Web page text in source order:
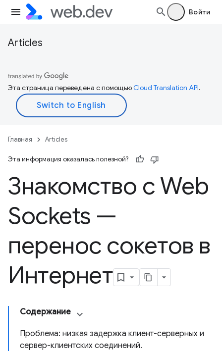
Войти
Articles
Эта страница переведена с помощьюCloud Translation API.
Главная Articles
Эта информация оказалась полезной?
Знакомство с Web
Sockets —
перенос сокетов в
Интернет
Содержание
Проблема: низкая задержка клиент-серверных и
сервер-клиентских соединений.